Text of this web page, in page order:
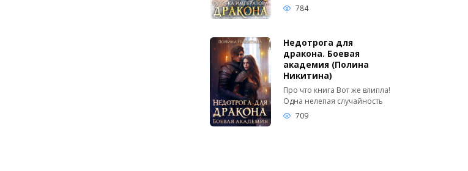
784
Недотрога для
дракона. Боевая
академия (Полина
Никитина)
Про что книга Вот же влипла!
Одна нелепая случайность
709